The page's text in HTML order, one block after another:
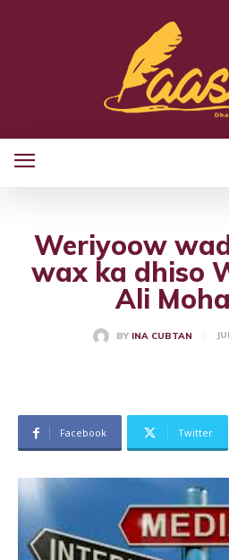
Weriyoow
wax ka dhiso
Ali
BY INA CUBTAN
Facebook Twitter